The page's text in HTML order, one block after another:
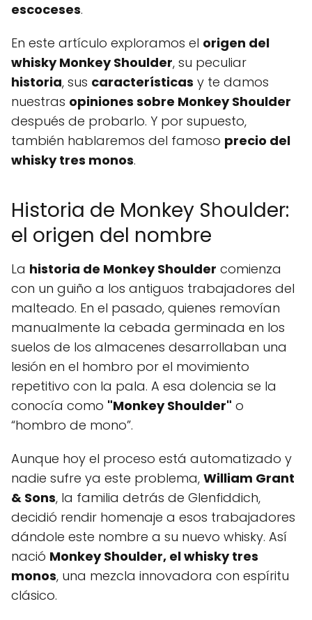
escoceses.
En este artículo exploramos el origen del
whisky Monkey Shoulder, su peculiar
historia, sus características y te damos
nuestras opiniones sobre Monkey Shoulder
después de probarlo. Y por supuesto,
también hablaremos del famoso precio del
whisky tres monos.
Historia de Monkey Shoulder:
el origen del nombre
La historia de Monkey Shoulder comienza
con un guiño a los antiguos trabajadores del
malteado. En el pasado, quienes removían
manualmente la cebada germinada en los
suelos de los almacenes desarrollaban una
lesión en el hombro por el movimiento
repetitivo con la pala. A esa dolencia se la
conocía como "Monkey Shoulder" o
“hombro de mono”.
Aunque hoy el proceso está automatizado y
nadie sufre ya este problema, William Grant
& Sons, la familia detrás de Glenfiddich,
decidió rendir homenaje a esos trabajadores
dándole este nombre a su nuevo whisky. Así
nació Monkey Shoulder, el whisky tres
monos, una mezcla innovadora con espíritu
clásico.